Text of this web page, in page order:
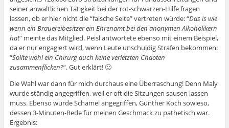
seiner anwaltlichen Tätigkeit bei der rot-schwarzen-Hilfe fragen
lassen, ob er hier nicht die “falsche Seite” vertreten würde: “Das is wie
wenn ein Brauereibesitzer ein Ehrenamt bei den anonymen Alkoholikern
hat” meinte das Mitglied. Peisl antwortete ebenso mit einem Beispiel,
da er nur engagiert wird, wenn Leute unschuldig Strafen bekommen:
“Sollte wohl ein Chirurg auch keine verletzten Chaoten
zusammenflicken?“. Gut erklärt! 🙂
Die Wahl war dann für mich durchaus eine Überraschung! Denn Maly
wurde ständig angegriffen, weil er oft die Sitzungen sausen lassen
muss. Ebenso wurde Schamel angegriffen, Günther Koch sowieso,
dessen 3-Minuten-Rede für meinen Geschmack zu pathetisch war.
Ergebnis: